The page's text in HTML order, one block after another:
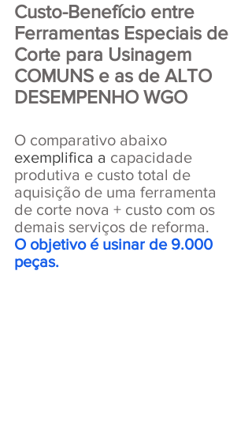
Custo-Benefício entre
Ferramentas Especiais de
Corte para Usinagem
COMUNS e as de ALTO
DESEMPENHO WGO
O comparativo abaixo
exemplifica a capacidade
produtiva e custo total de
aquisição de uma ferramenta
de corte nova + custo com os
demais serviços de reforma.
O objetivo é usinar de 9.000
peças.